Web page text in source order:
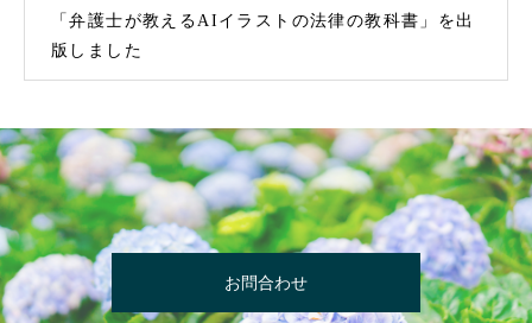
「弁護士が教えるAIイラストの法律の教科書」を出
版しました
お問合わせ